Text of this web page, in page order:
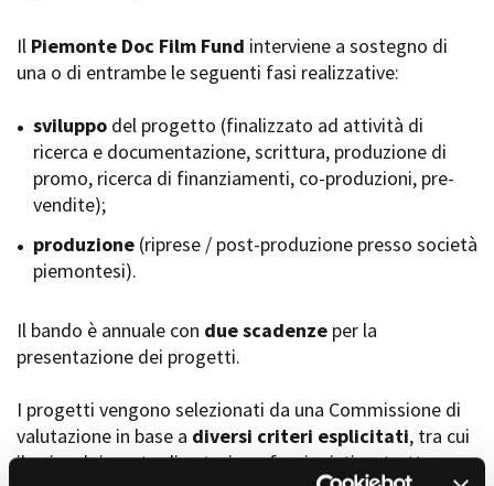
Attrici-Attori
Beginners
LOCATION GUIDE
FILM DATABASE
BOOK DATABASE
NEWS
CASTING
Location - Accedi al tuo
profilo
Newsletter
Lavora con noi
Stage - Tirocini - Scuola e
Lavoro
per affidamento lavori in
economia
Amministrazione trasparente
Bandi e gare
Il Piemonte Doc Film Fund interviene a sostegno di
una o di entrambe le seguenti fasi realizzative:
sviluppo del progetto (finalizzato ad attività di
ricerca e documentazione, scrittura, produzione di
promo, ricerca di finanziamenti, co-produzioni, pre-
vendite);
produzione (riprese / post-produzione presso società
piemontesi).
Il bando è annuale con due scadenze per la
presentazione dei progetti.
I progetti vengono selezionati da una Commissione di
valutazione in base a diversi criteri esplicitati, tra cui
il coinvolgimento di autori, professionisti e strutture